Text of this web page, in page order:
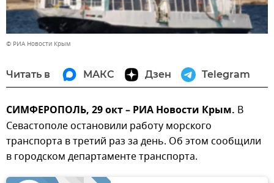
© РИА Новости Крым
Читать в МАКС Дзен Telegram
СИМФЕРОПОЛЬ, 29 окт – РИА Новости Крым. В
Севастополе остановили работу морского
транспорта в третий раз за день. Об этом сообщили
в городском департаменте транспорта.